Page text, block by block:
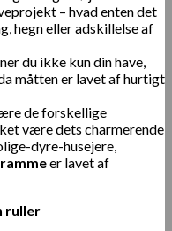
– hvad enten det
hegn eller adskillelse af
du ikke kun din have,
måtten er lavet af hurtigt
de forskellige
være dets charmerende
dyre-husejere,
er lavet af
ruller